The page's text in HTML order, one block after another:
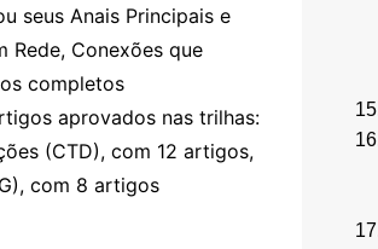
seus Anais Principais e
Rede, Conexões que
completos
aprovados nas trilhas:
(CTD), com 12 artigos,
com 8 artigos